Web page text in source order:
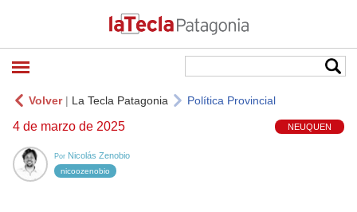
Volver| La Tecla Patagonia Política Provincial
4 de marzo de 2025 NEUQUEN
Por Nicolás Zenobio
nicoozenobio